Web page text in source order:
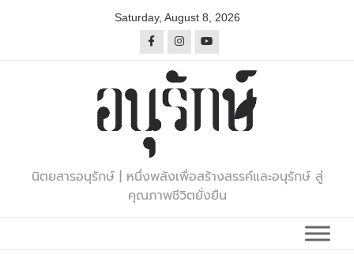
Saturday, August 8, 2026
นิตยสารอนุรักษ์ | หนึ่งพลังเพื่อสร้างสรรค์และอนุรักษ์ สู่
คุณภาพชีวิตยั่งยืน